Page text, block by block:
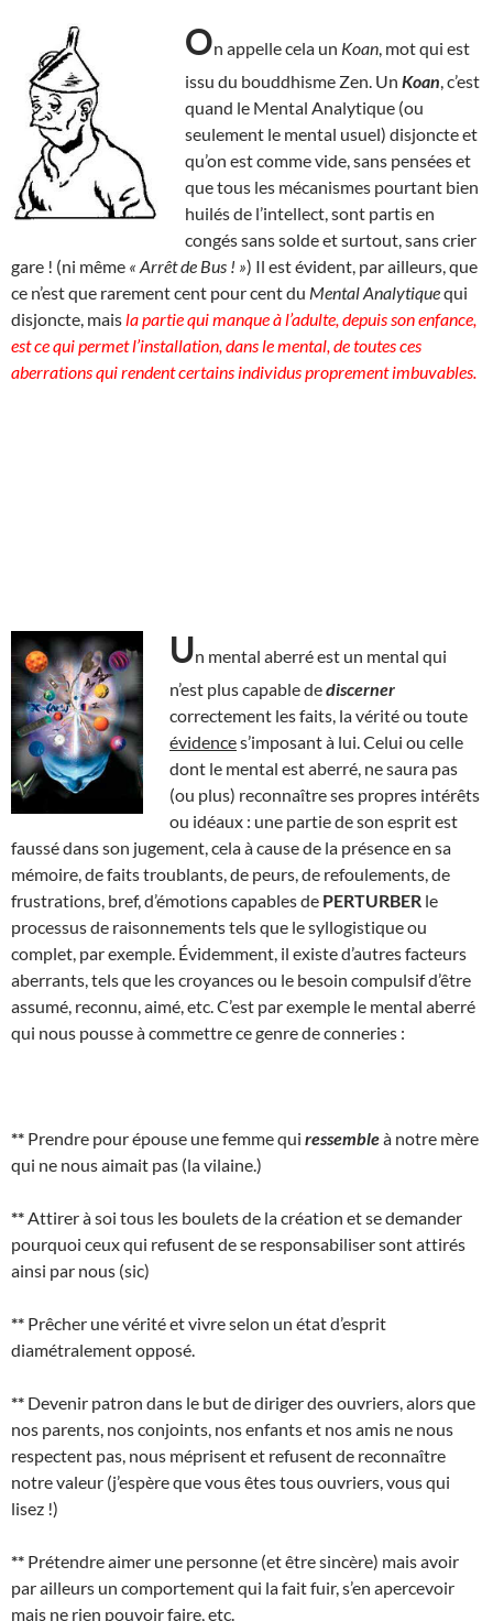
On appelle cela un Koan , mot qui est
issu du bouddhisme Zen. Un Koan , c’est
quand le Mental Analytique (ou
seulement le mental usuel) disjoncte et
qu’on est comme vide, sans pensées et
que tous les mécanismes pourtant bien
huilés de l’intellect, sont partis en
congés sans solde et surtout, sans crier
gare ! (ni même « Arrêt de Bus ! ») Il est évident, par ailleurs, que
ce n’est que rarement cent pour cent du Mental Analytiquequi
disjoncte, mais la partie qui manque à l’adulte, depuis son enfance,
est ce qui permet l’installation, dans le mental, de toutes ces
aberrations qui rendent certains individus proprement imbuvables.
Un mental aberré est un mental qui
n’est plus capable dediscerner
correctement les faits, la vérité ou toute
évidences’imposant à lui. Celui ou celle
dont le mental est aberré, ne saura pas
(ou plus) reconnaître ses propres intérêts
ou idéaux : une partie de son esprit est
faussé dans son jugement, cela à cause de la présence en sa
mémoire, de faits troublants, de peurs, de refoulements, de
frustrations, bref, d’émotions capables de PERTURBER le
processus de raisonnements tels que le syllogistique ou
complet, par exemple. Évidemment, il existe d’autres facteurs
aberrants, tels que les croyances ou le besoin compulsif d’être
assumé, reconnu, aimé, etc. C’est par exemple le mental aberré
qui nous pousse à commettre ce genre de conneries :
** Prendre pour épouse une femme qui ressembleà notre mère
qui ne nous aimait pas (la vilaine.)
** Attirer à soi tous les boulets de la création et se demander
pourquoi ceux qui refusent de se responsabiliser sont attirés
ainsi par nous (sic)
** Prêcher une vérité et vivre selon un état d’esprit
diamétralement opposé.
** Devenir patron dans le but de diriger des ouvriers, alors que
nos parents, nos conjoints, nos enfants et nos amis ne nous
respectent pas, nous méprisent et refusent de reconnaître
notre valeur (j’espère que vous êtes tous ouvriers, vous qui
lisez !)
** Prétendre aimer une personne (et être sincère) mais avoir
par ailleurs un comportement qui la fait fuir, s’en apercevoir
mais ne rien pouvoir faire, etc.